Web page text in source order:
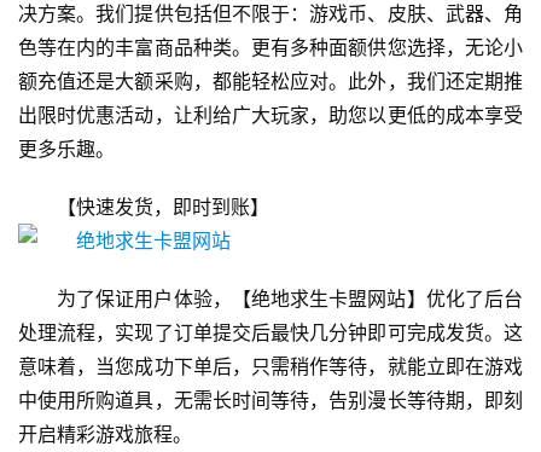
决方案。我们提供包括但不限于：游戏币、皮肤、武器、角
色等在内的丰富商品种类。更有多种面额供您选择，无论小
额充值还是大额采购，都能轻松应对。此外，我们还定期推
出限时优惠活动，让利给广大玩家，助您以更低的成本享受
更多乐趣。
【快速发货，即时到账】
为了保证用户体验，【绝地求生卡盟网站】优化了后台
处理流程，实现了订单提交后最快几分钟即可完成发货。这
意味着，当您成功下单后，只需稍作等待，就能立即在游戏
中使用所购道具，无需长时间等待，告别漫长等待期，即刻
开启精彩游戏旅程。